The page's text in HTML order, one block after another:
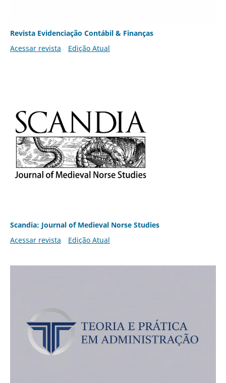
Revista Evidenciação Contábil & Finanças
Acessar revista
Edição Atual
Scandia: Journal of Medieval Norse Studies
Acessar revista
Edição Atual